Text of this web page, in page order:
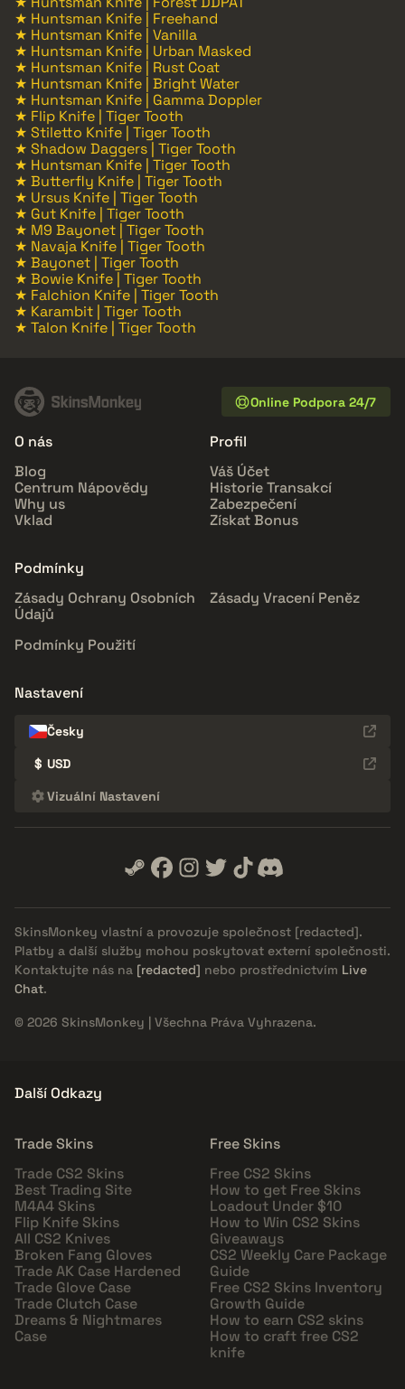
★ Huntsman Knife | Freehand
★ Huntsman Knife | Vanilla
★ Huntsman Knife | Urban Masked
★ Huntsman Knife | Rust Coat
★ Huntsman Knife | Bright Water
★ Huntsman Knife | Gamma Doppler
★ Flip Knife | Tiger Tooth
★ Stiletto Knife | Tiger Tooth
★ Shadow Daggers | Tiger Tooth
★ Huntsman Knife | Tiger Tooth
★ Butterfly Knife | Tiger Tooth
★ Ursus Knife | Tiger Tooth
★ Gut Knife | Tiger Tooth
★ M9 Bayonet | Tiger Tooth
★ Navaja Knife | Tiger Tooth
★ Bayonet | Tiger Tooth
★ Bowie Knife | Tiger Tooth
★ Falchion Knife | Tiger Tooth
★ Karambit | Tiger Tooth
★ Talon Knife | Tiger Tooth
Online Podpora 24/7
O nás
Blog
Centrum Nápovědy
Why us
Vklad
Profil
Váš Účet
Historie Transakcí
Zabezpečení
Získat Bonus
Podmínky
Zásady Ochrany Osobních
Údajů
Zásady Vracení Peněz
Podmínky Použití
Nastavení
Česky
$ USD
Vizuální Nastavení
SkinsMonkey vlastní a provozuje společnost [redacted].
Platby a další služby mohou poskytovat externí společnosti.
Kontaktujte nás na [redacted] nebo prostřednictvím Live
Chat.
© 2026 SkinsMonkey | Všechna Práva Vyhrazena.
Další Odkazy
Trade Skins
Trade CS2 Skins
Best Trading Site
M4A4 Skins
Flip Knife Skins
All CS2 Knives
Broken Fang Gloves
Trade AK Case Hardened
Trade Glove Case
Trade Clutch Case
Dreams & Nightmares
Case
Free Skins
Free CS2 Skins
How to get Free Skins
Loadout Under $10
How to Win CS2 Skins
Giveaways
CS2 Weekly Care Package
Guide
Free CS2 Skins Inventory
Growth Guide
How to earn CS2 skins
How to craft free CS2
knife